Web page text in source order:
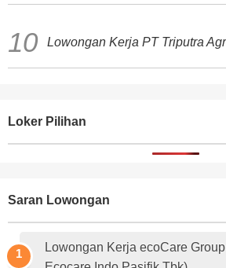
Lowongan Kerja PT Triputra
Loker Pilihan
Saran Lowongan
Lowongan Kerja ecoCare